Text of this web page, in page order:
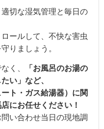
切な湿気管理と毎日の
ールして、不快な害虫
りましょう。
く、
「お風呂のお湯の
い」など、
ト・ガス給湯器）に関
にお任せください！
い合わせ当日の現地調